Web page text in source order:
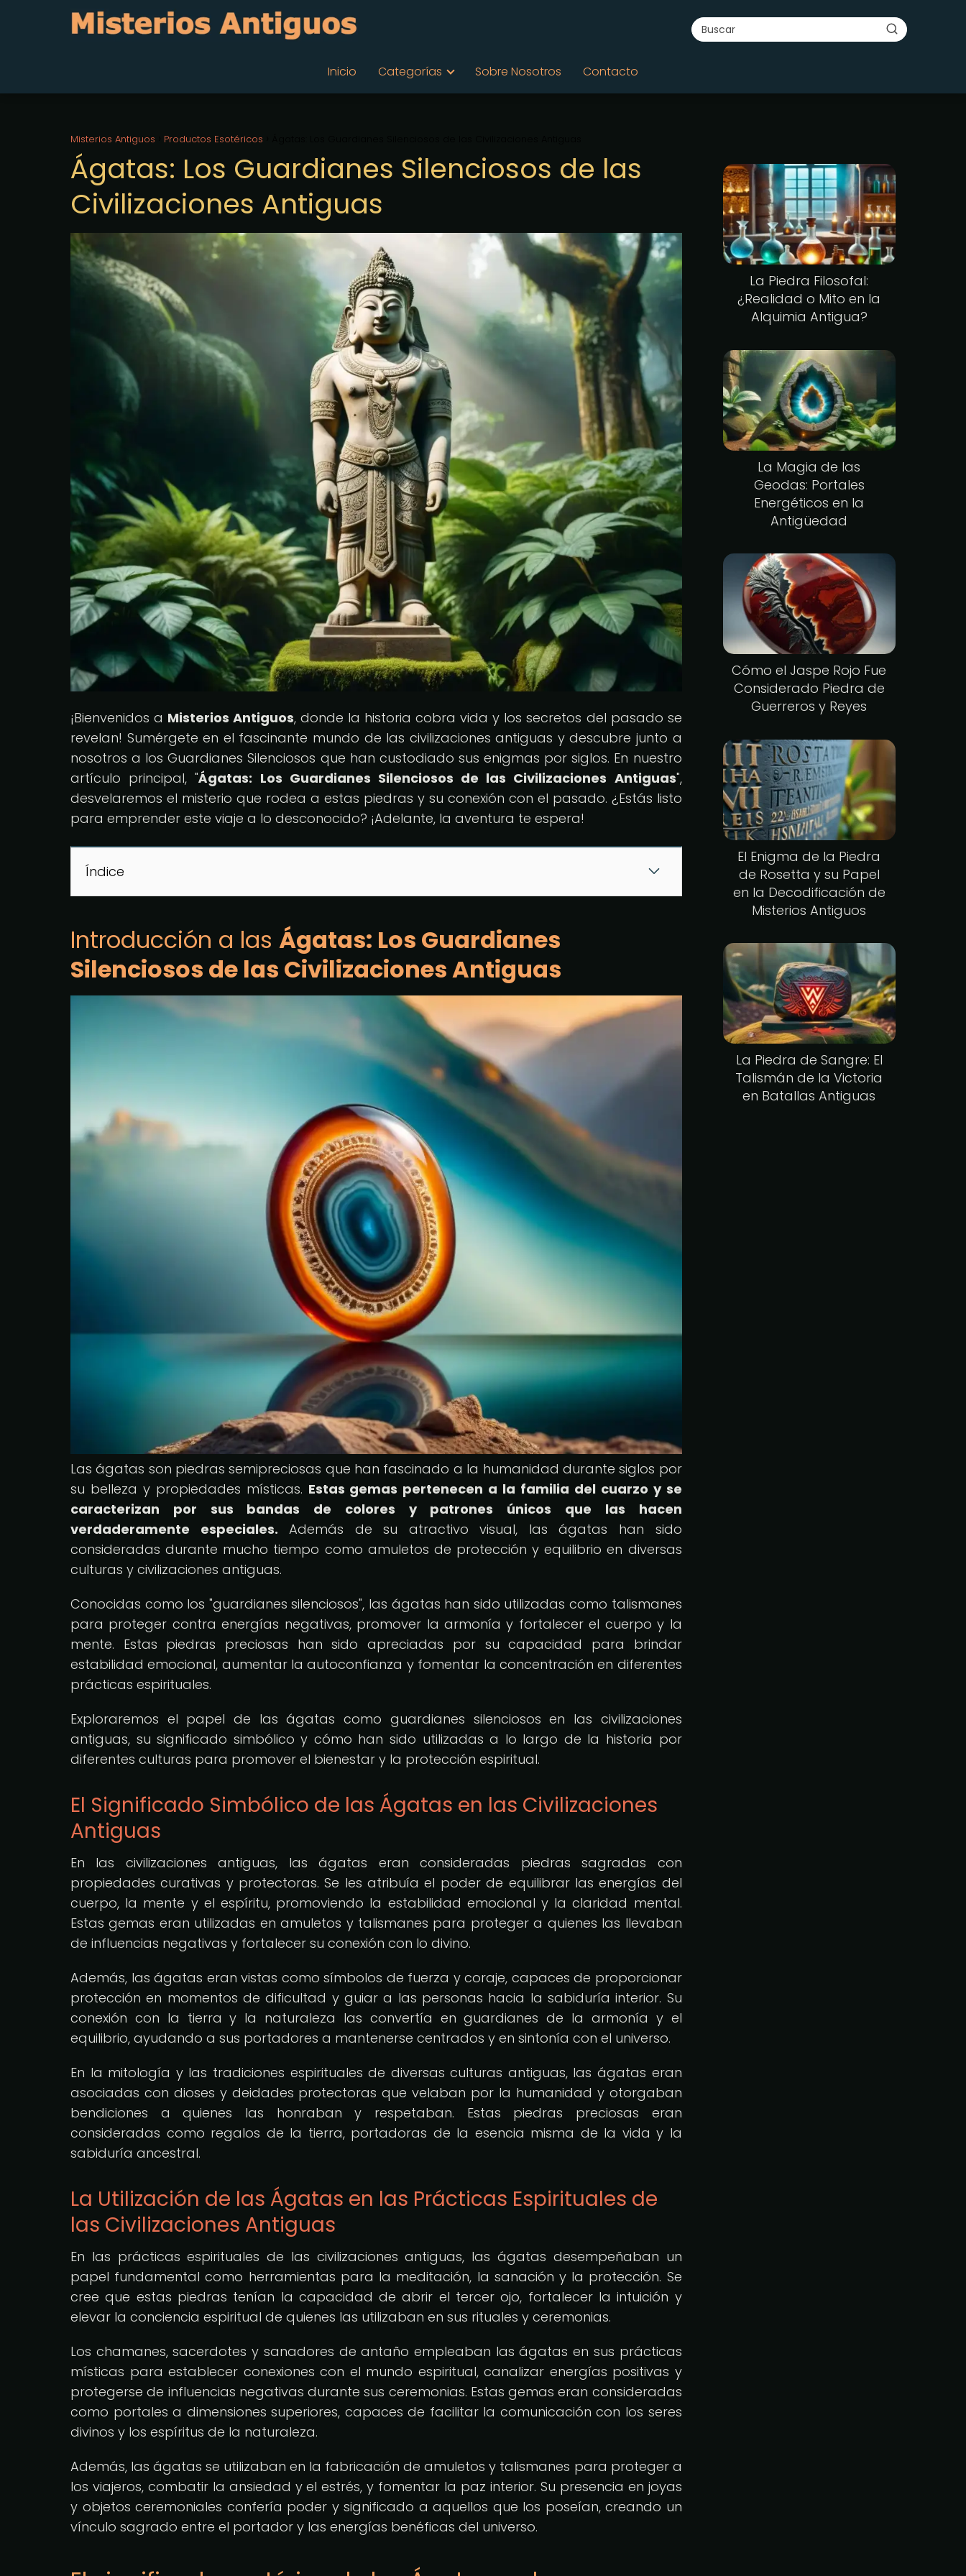
Inicio Categorías Sobre Nosotros Contacto
Misterios Antiguos Productos Esotéricos
Ágatas: Los Guardianes Silenciosos de las
Civilizaciones Antiguas
¡Bienvenidos a Misterios Antiguos, donde la historia cobra vida y los secretos del pasado se
revelan! Sumérgete en el fascinante mundo de las civilizaciones antiguas y descubre junto a
nosotros a los Guardianes Silenciosos que han custodiado sus enigmas por siglos. En nuestro
artículo principal, "Ágatas: Los Guardianes Silenciosos de las Civilizaciones Antiguas",
desvelaremos el misterio que rodea a estas piedras y su conexión con el pasado. ¿Estás listo
para emprender este viaje a lo desconocido? ¡Adelante, la aventura te espera!
Índice
Introducción a las Ágatas: Los Guardianes
Silenciosos de las Civilizaciones Antiguas
Las ágatas son piedras semipreciosas que han fascinado a la humanidad durante siglos por
su belleza y propiedades místicas. Estas gemas pertenecen a la familia del cuarzo y se
caracterizan por sus bandas de colores y patrones únicos que las hacen
verdaderamente especiales. Además de su atractivo visual, las ágatas han sido
consideradas durante mucho tiempo como amuletos de protección y equilibrio en diversas
culturas y civilizaciones antiguas.
Conocidas como los "guardianes silenciosos", las ágatas han sido utilizadas como talismanes
para proteger contra energías negativas, promover la armonía y fortalecer el cuerpo y la
mente. Estas piedras preciosas han sido apreciadas por su capacidad para brindar
estabilidad emocional, aumentar la autoconfianza y fomentar la concentración en diferentes
prácticas espirituales.
Exploraremos el papel de las ágatas como guardianes silenciosos en las civilizaciones
antiguas, su significado simbólico y cómo han sido utilizadas a lo largo de la historia por
diferentes culturas para promover el bienestar y la protección espiritual.
El Significado Simbólico de las Ágatas en las Civilizaciones
Antiguas
En las civilizaciones antiguas, las ágatas eran consideradas piedras sagradas con
propiedades curativas y protectoras. Se les atribuía el poder de equilibrar las energías del
cuerpo, la mente y el espíritu, promoviendo la estabilidad emocional y la claridad mental.
Estas gemas eran utilizadas en amuletos y talismanes para proteger a quienes las llevaban
de influencias negativas y fortalecer su conexión con lo divino.
Además, las ágatas eran vistas como símbolos de fuerza y coraje, capaces de proporcionar
protección en momentos de dificultad y guiar a las personas hacia la sabiduría interior. Su
conexión con la tierra y la naturaleza las convertía en guardianes de la armonía y el
equilibrio, ayudando a sus portadores a mantenerse centrados y en sintonía con el universo.
En la mitología y las tradiciones espirituales de diversas culturas antiguas, las ágatas eran
asociadas con dioses y deidades protectoras que velaban por la humanidad y otorgaban
bendiciones a quienes las honraban y respetaban. Estas piedras preciosas eran
consideradas como regalos de la tierra, portadoras de la esencia misma de la vida y la
sabiduría ancestral.
La Utilización de las Ágatas en las Prácticas Espirituales de
las Civilizaciones Antiguas
En las prácticas espirituales de las civilizaciones antiguas, las ágatas desempeñaban un
papel fundamental como herramientas para la meditación, la sanación y la protección. Se
cree que estas piedras tenían la capacidad de abrir el tercer ojo, fortalecer la intuición y
elevar la conciencia espiritual de quienes las utilizaban en sus rituales y ceremonias.
Los chamanes, sacerdotes y sanadores de antaño empleaban las ágatas en sus prácticas
místicas para establecer conexiones con el mundo espiritual, canalizar energías positivas y
protegerse de influencias negativas durante sus ceremonias. Estas gemas eran consideradas
como portales a dimensiones superiores, capaces de facilitar la comunicación con los seres
divinos y los espíritus de la naturaleza.
Además, las ágatas se utilizaban en la fabricación de amuletos y talismanes para proteger a
los viajeros, combatir la ansiedad y el estrés, y fomentar la paz interior. Su presencia en joyas
y objetos ceremoniales confería poder y significado a aquellos que los poseían, creando un
vínculo sagrado entre el portador y las energías benéficas del universo.
La Piedra Filosofal:
¿Realidad o Mito en la
Alquimia Antigua?
La Magia de las
Geodas: Portales
Energéticos en la
Antigüedad
Cómo el Jaspe Rojo Fue
Considerado Piedra de
Guerreros y Reyes
El Enigma de la Piedra
de Rosetta y su Papel
en la Decodificación de
Misterios Antiguos
La Piedra de Sangre: El
Talismán de la Victoria
en Batallas Antiguas